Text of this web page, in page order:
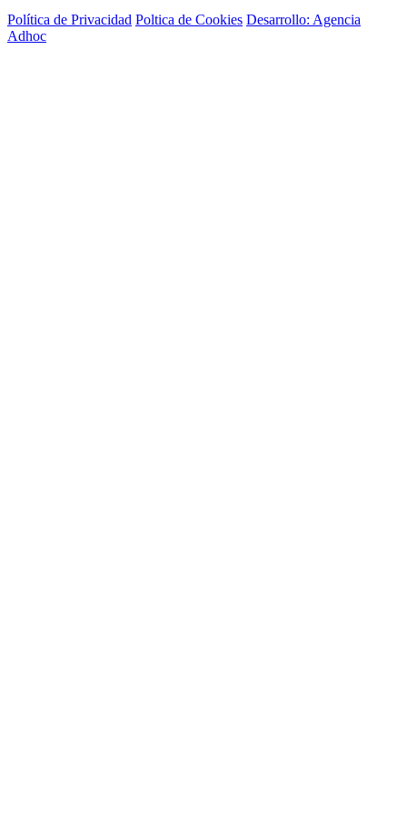
Política de Privacidad Poltica de Cookies Desarrollo: Agencia
Adhoc